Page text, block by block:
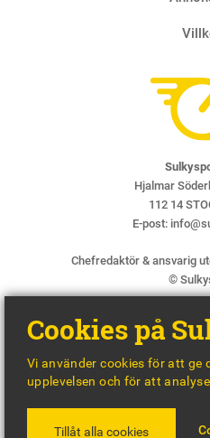
Hjalmar
112 14
E-post:
Chefredaktör & ansvarig
©
BY
Cookies på
Vi använder cookies för att ge
upplevelsen och för att
Tillåt alla cookies